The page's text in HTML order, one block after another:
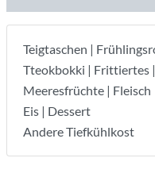
Teigtaschen |
Tteokbokki | Frittiertes
Meeresfrüchte | Fleisch
Eis | Dessert
Andere Tiefkühlkost